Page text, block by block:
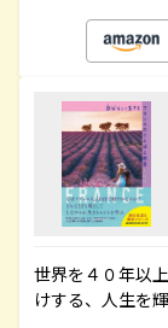
世界を４０年以
けする、人生を